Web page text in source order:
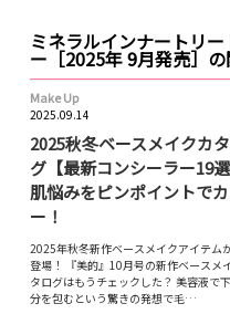
ミネラルインナートリ
ー［2025年 9月発売］
Make Up
2025.09.14
2025秋冬ベースメイクカ
グ【最新コンシーラー19選
肌悩みをピンポイントで
ー！
2025年秋冬新作ベースメイクアイテム
登場！ 『美的』10月号の新作ベースメ
タログはもうチェックした？ 美容液で
分を包むという驚きの発想で毛…